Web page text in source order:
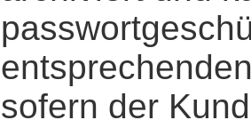
sofern der